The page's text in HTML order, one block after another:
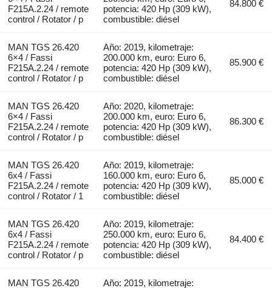
F215A.2.24 / remote
control / Rotator / p
potencia: 420 Hp (309 kW),
combustible: diésel
84.800 €
MAN TGS 26.420
6×4 / Fassi
F215A.2.24 / remote
control / Rotator / p
Año: 2019, kilometraje:
200.000 km, euro: Euro 6,
potencia: 420 Hp (309 kW),
combustible: diésel
85.900 €
MAN TGS 26.420
6×4 / Fassi
F215A.2.24 / remote
control / Rotator / p
Año: 2020, kilometraje:
200.000 km, euro: Euro 6,
potencia: 420 Hp (309 kW),
combustible: diésel
86.300 €
MAN TGS 26.420
6x4 / Fassi
F215A.2.24 / remote
control / Rotator / 1
Año: 2019, kilometraje:
160.000 km, euro: Euro 6,
potencia: 420 Hp (309 kW),
combustible: diésel
85.000 €
MAN TGS 26.420
6x4 / Fassi
F215A.2.24 / remote
control / Rotator / p
Año: 2019, kilometraje:
250.000 km, euro: Euro 6,
potencia: 420 Hp (309 kW),
combustible: diésel
84.400 €
MAN TGS 26.420 Año: 2019, kilometraje: